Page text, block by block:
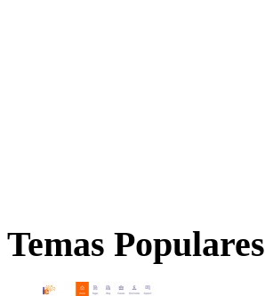
Temas Populares